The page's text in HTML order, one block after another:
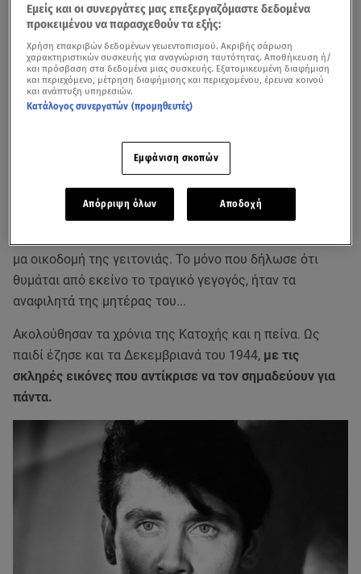
γνωρίσει τον Καζάκο
Ο θάνατος της αδελφής του και τα
δύσκολα χρόνια τηςΚατοχήςπου τον
σημάδεψαν
1939 στη Νέα Σμύρνη και ήταν το δεύτερο παιδί ενός
αξιωματικού του Ναυτικού και της Μικρασιάτισσας
συζύγου του. Ο μικρός Φαίδων
έχασε την αδελφή του
όταν ήταν μόλις τριών χρόνων, καθώς το δεκάχρονο
μα οικοδομή της γειτονιάς. Το μόνο που δήλωσε ότι
θυμάται από εκείνο το τραγικό γεγογός, ήταν τα
αναφιλητά της μητέρας του...
Ακολούθησαν τα χρόνια της Κατοχής και η πείνα. Ως
παιδί έζησε και τα Δεκεμβριανά του 1944, με τις
σκληρές εικόνες που αντίκρισε να τον σημαδεύουν για
πάντα.
Εμείς και οι συνεργάτες μας επεξεργαζόμαστε δεδομένα
προκειμένου να παρασχεθούν τα εξής:
Χρήση επακριβών δεδομένων γεωεντοπισμού. Ακριβής σάρωση
χαρακτηριστικών συσκευής για αναγνώριση ταυτότητας. Αποθήκευση ή/
και πρόσβαση στα δεδομένα μιας συσκευής. Εξατομικευμένη διαφήμιση
και περιεχόμενο, μέτρηση διαφήμισης και περιεχομένου, έρευνα κοινού
και ανάπτυξη υπηρεσιών.
Κατάλογος συνεργατών (προμηθευτές)
Εμφάνιση σκοπών
Απόρριψη όλων Αποδοχή